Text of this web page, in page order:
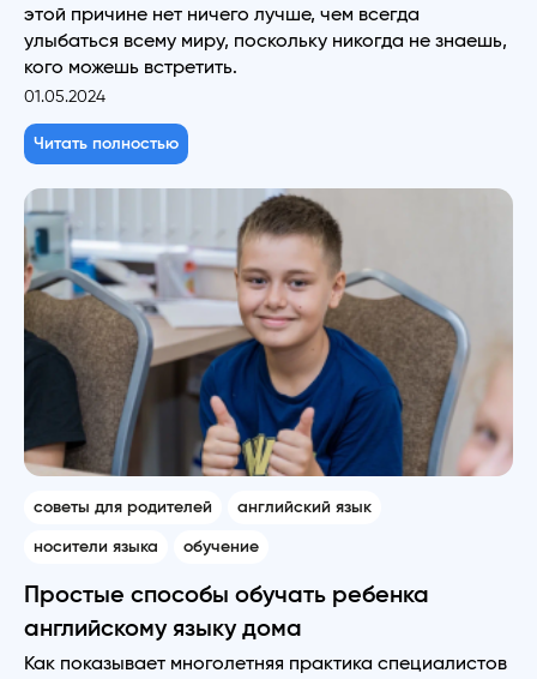
этой причине нет ничего лучше, чем всегда
улыбаться всему миру, поскольку никогда не знаешь,
кого можешь встретить.
01.05.2024
Читать полностью
советы для родителей английский язык
носители языка обучение
Простые способы обучать ребенка
английскому языку дома
Как показывает многолетняя практика специалистов